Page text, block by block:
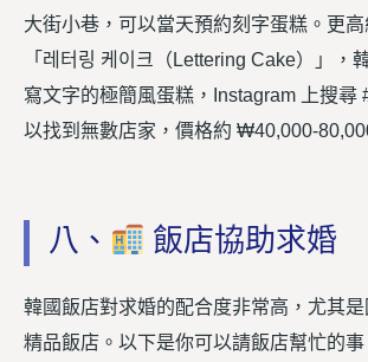
大街小巷，可以當天預約刻字蛋糕。更
「레터링 케이크（Lettering Cake）」，
寫文字的極簡風蛋糕，Instagram 上搜尋
以找到無數店家，價格約 ₩40,000-
八、 飯店協助求婚
韓國飯店對求婚的配合度非常高，尤其
精品飯店。以下是你可以請飯店幫忙的事